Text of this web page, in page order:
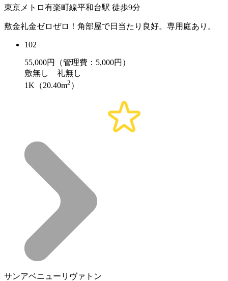
東京メトロ有楽町線平和台駅 徒歩9分
敷金礼金ゼロぜロ！角部屋で日当たり良好。専用庭あり。
102
55,000円（管理費：5,000円）
敷無し 礼無し
1K（20.40m2 ）
サンアベニューリヴァトン